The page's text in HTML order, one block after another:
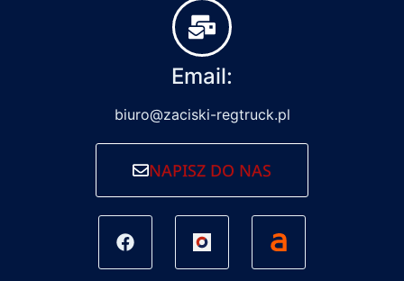
Email:
biuro@zaciski-regtruck.pl
NAPISZ DO NAS